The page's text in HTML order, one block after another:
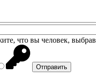
что вы человек, выбрав